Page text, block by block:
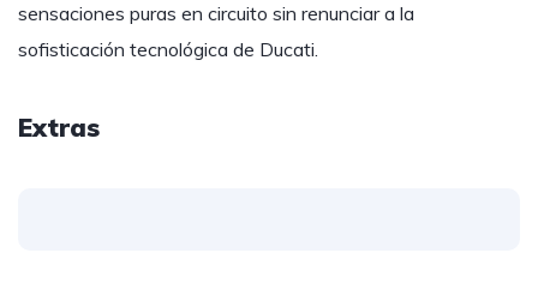
sensaciones puras en circuito sin renunciar a la
sofisticación tecnológica de Ducati.
Extras